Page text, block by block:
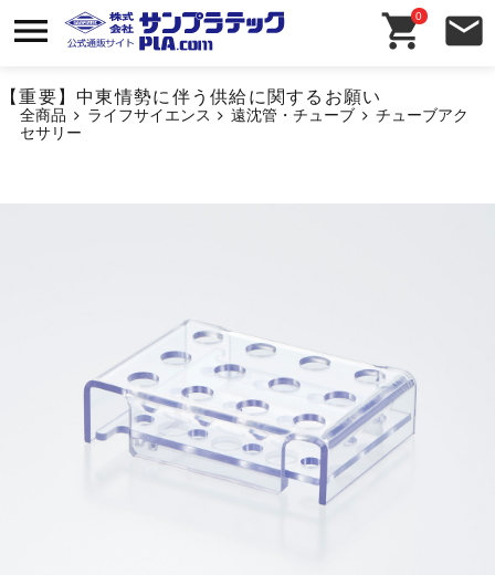
【重要】中東情勢に伴う供給に関するお願い
0
全商品 ライフサイエンス 遠沈管・チューブ
チューブアク
セサリー